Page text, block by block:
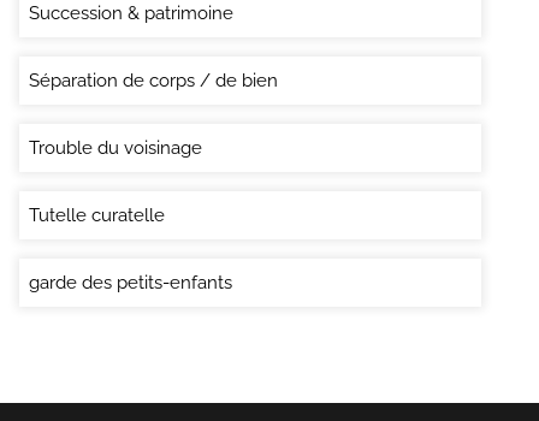
Succession & patrimoine
Séparation de corps / de bien
Trouble du voisinage
Tutelle curatelle
garde des petits-enfants